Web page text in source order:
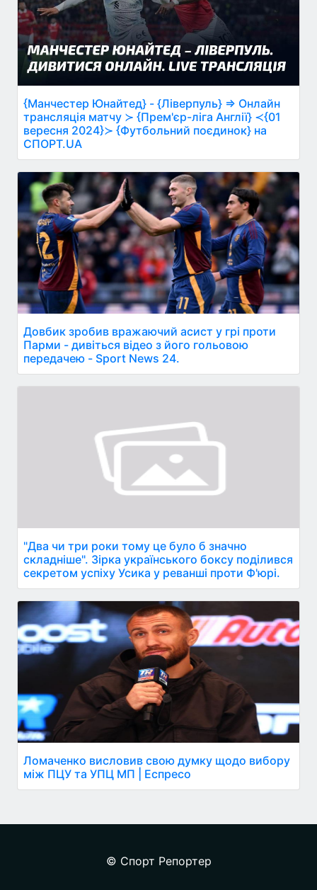
{Манчестер Юнайтед} - {Ліверпуль} ⇒ Онлайн
трансляція матчу ≻ {Прем'єр-ліга Англії} ≺{01
вересня 2024}≻ {Футбольний поєдинок} на
СПОРТ.UA
Довбик зробив вражаючий асист у грі проти
Парми - дивіться відео з його гольовою
передачею - Sport News 24.
"Два чи три роки тому це було б значно
складніше". Зірка українського боксу поділився
секретом успіху Усика у реванші проти Ф'юрі.
Ломаченко висловив свою думку щодо вибору
між ПЦУ та УПЦ МП | Еспресо
© Спорт Репортер